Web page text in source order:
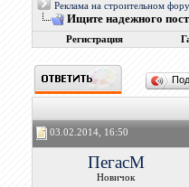
Реклама на строительном
Ищите надежного
Регистрация
03.02.2014, 16:50
ПегасМ
Новичок